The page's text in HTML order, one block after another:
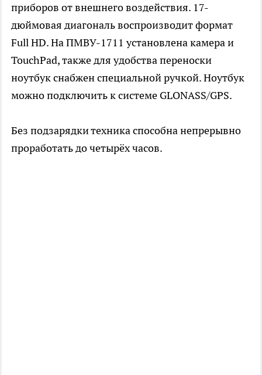
приборов от внешнего воздействия. 17-
дюймовая диагональ воспроизводит формат
Full HD. На ПМВУ-1711 установлена камера и
TouchPad, также для удобства переноски
ноутбук снабжен специальной ручкой. Ноутбук
можно подключить к системе GLONASS/GPS.
Без подзарядки техника способна непрерывно
проработать до четырёх часов.